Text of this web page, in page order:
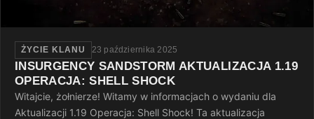
ŻYCIE KLANU 23 października 2025
INSURGENCY SANDSTORM AKTUALIZACJA 1.19
OPERACJA: SHELL SHOCK
Witajcie, żołnierze! Witamy w informacjach o wydaniu dla
Aktualizacji 1.19 Operacja: Shell Shock! Ta aktualizacja